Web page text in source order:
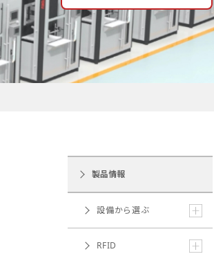
製品情報
設備から選ぶ
RFID